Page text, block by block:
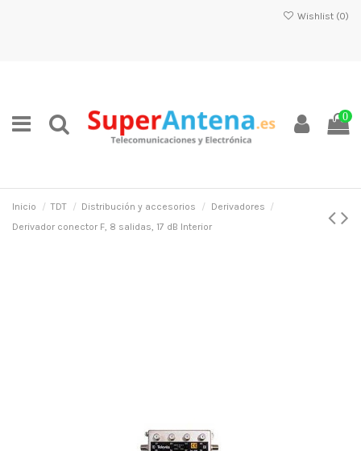
Wishlist (0)
0
Inicio TDT Distribución y accesorios
Derivadores
Derivador conector F, 8 salidas, 17 dB Interior